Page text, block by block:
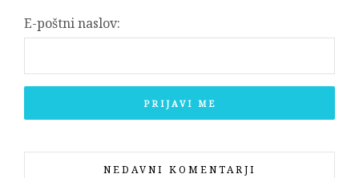
E-poštni naslov:
NEDAVNI KOMENTARJI